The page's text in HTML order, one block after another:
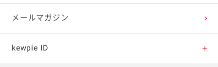
テレビ・ラジオ
キャンペーン・イベント
メールマガジン
kewpie ID